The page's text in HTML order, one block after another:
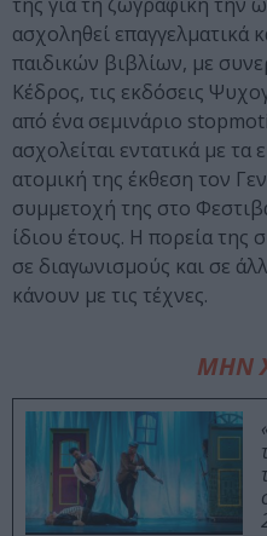
ασχοληθεί επαγγελματικά
παιδικών βιβλίων, με
Κέδρος, τις εκδόσεις
από ένα σεμινάριο
ασχολείται εντατικά με τα
ατομική της έκθεση τον
συμμετοχή της στο
ίδιου έτους. Η πορεία της
σε διαγωνισμούς και σε
κάνουν με τις τέχνες.
ΜΗΝ